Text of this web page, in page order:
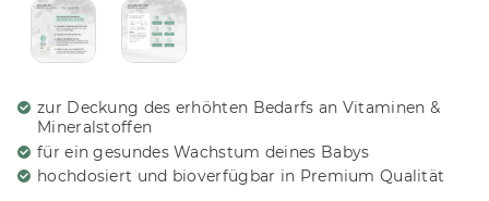
zur Deckung des erhöhten Bedarfs an Vitaminen &
Mineralstoffen
für ein gesundes Wachstum deines Babys
hochdosiert und bioverfügbar in Premium Qualität